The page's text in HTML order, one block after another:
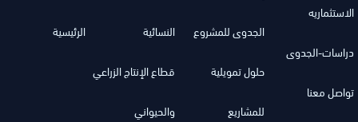
الرئيسية
النسائية
قطاع الإنتاج الزراعي
والحيواني
الجدوى للمشروع
حلول تمويلية
للمشاريع
الاستثماريه
دراسات-الجدوى
تواصل معنا